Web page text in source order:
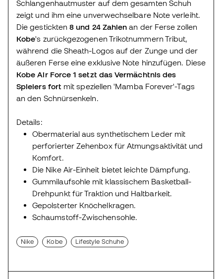
Schlangenhautmuster auf dem gesamten Schuh
zeigt und ihm eine unverwechselbare Note verleiht.
Die gestickten8 und 24 Zahlen an der Ferse zollen
Kobe's zurückgezogenen Trikotnummern Tribut,
während die Sheath-Logos auf der Zunge und der
äußeren Ferse eine exklusive Note hinzufügen. Diese
Kobe Air Force 1 setzt das Vermächtnis des
Spielers fort mit speziellen 'Mamba Forever'-Tags
an den Schnürsenkeln.
Details:
Obermaterial aus synthetischem Leder mit
perforierter Zehenbox für Atmungsaktivität und
Komfort.
Die Nike Air-Einheit bietet leichte Dämpfung.
Gummilaufsohle mit klassischem Basketball-
Drehpunkt für Traktion und Haltbarkeit.
Gepolsterter Knöchelkragen.
Schaumstoff-Zwischensohle.
Nike Kobe Lifestyle Schuhe